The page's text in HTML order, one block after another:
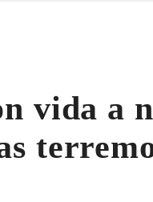
vida a